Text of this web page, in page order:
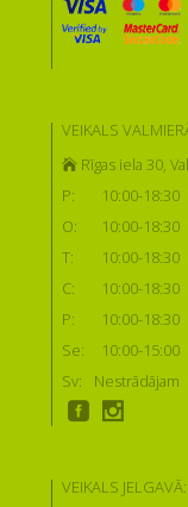
VEIKALS
Rīgas iela 30,
P:
10:00-18:30
O:
10:00-18:30
T:
10:00-18:30
C:
10:00-18:30
P:
10:00-18:30
Se:
10:00-15:00
Sv:
Nestrādājam
VEIKALS JELGAVĀ: